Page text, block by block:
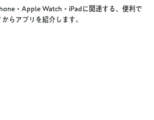
・Apple Watch・iPadに関連する、便利で
らアプリを紹介します。